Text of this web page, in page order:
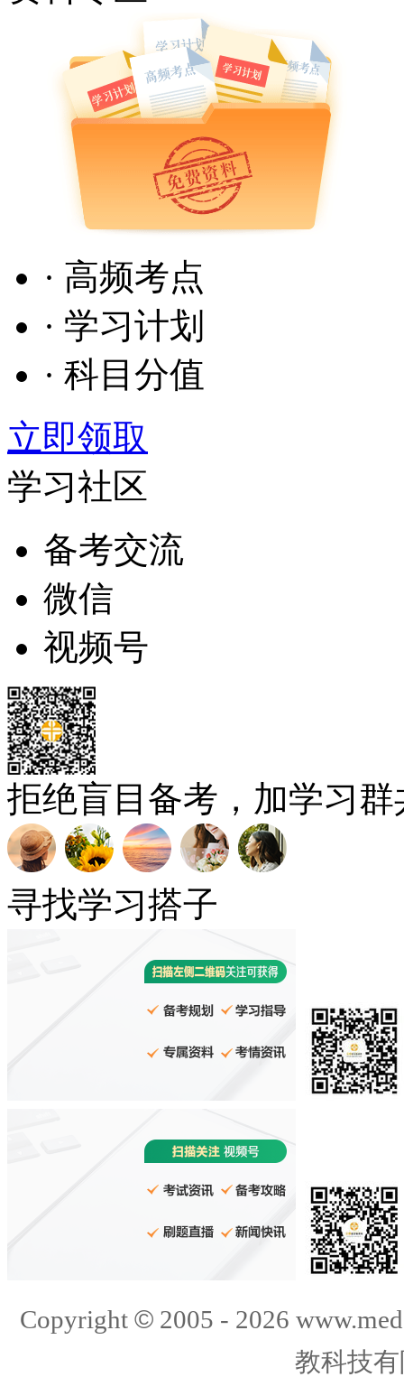
· 高频考点
· 学习计划
· 科目分值
立即领取
学习社区
备考交流
微信
视频号
拒绝盲目备考，加学习
寻找学习搭子
Copyright ©2005 - 2026
教科技